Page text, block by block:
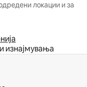
локации и за
изнајмувања